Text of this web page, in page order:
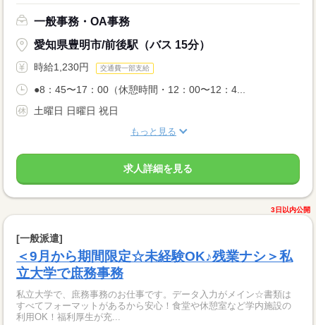
一般事務・OA事務
愛知県豊明市/前後駅（バス 15分）
時給1,230円 交通費一部支給
●8：45〜17：00（休憩時間・12：00〜12：4...
土曜日 日曜日 祝日
もっと見る
求人詳細を見る
3日以内公開
[一般派遣]
＜9月から期間限定☆未経験OK♪残業ナシ＞私
立大学で庶務事務
私立大学で、庶務事務のお仕事です。データ入力がメイン☆書類は
すべてフォーマットがあるから安心！食堂や休憩室など学内施設の
利用OK！福利厚生が充...